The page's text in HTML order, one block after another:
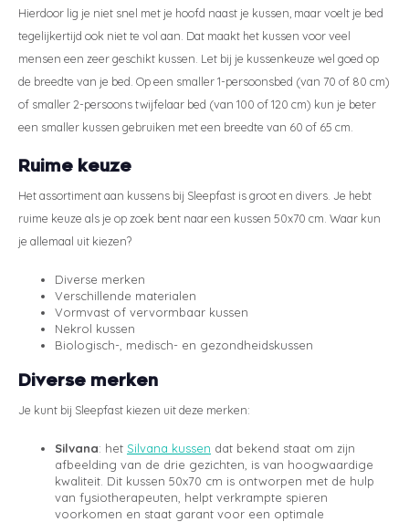
Hierdoor lig je niet snel met je hoofd naast je kussen, maar voelt je bed
tegelijkertijd ook niet te vol aan. Dat maakt het kussen voor veel
mensen een zeer geschikt kussen. Let bij je kussenkeuze wel goed op
de breedte van je bed. Op een smaller 1-persoonsbed (van 70 of 80 cm)
of smaller 2-persoons twijfelaar bed (van 100 of 120 cm) kun je beter
een smaller kussen gebruiken met een breedte van 60 of 65 cm.
Ruime keuze
Het assortiment aan kussens bij Sleepfast is groot en divers. Je hebt
ruime keuze als je op zoek bent naar een kussen 50x70 cm. Waar kun
je allemaal uit kiezen?
Diverse merken
Verschillende materialen
Vormvast of vervormbaar kussen
Nekrol kussen
Biologisch-, medisch- en gezondheidskussen
Diverse merken
Je kunt bij Sleepfast kiezen uit deze merken:
Silvana: het Silvana kussen dat bekend staat om zijn
afbeelding van de drie gezichten, is van hoogwaardige
kwaliteit. Dit kussen 50x70 cm is ontworpen met de hulp
van fysiotherapeuten, helpt verkrampte spieren
voorkomen en staat garant voor een optimale